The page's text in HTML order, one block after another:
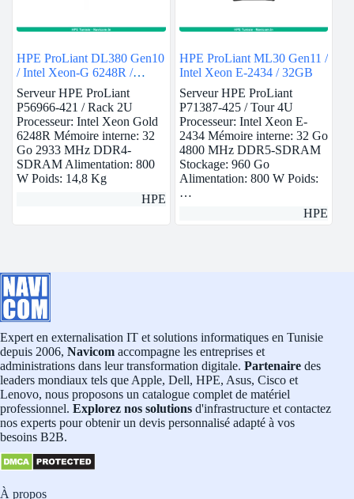
HPE ProLiant DL380 Gen10
/ Intel Xeon-G 6248R /
32GB
Serveur HPE ProLiant
P56966-421 / Rack 2U
Processeur: Intel Xeon Gold
6248R Mémoire interne: 32
Go 2933 MHz DDR4-
SDRAM Alimentation: 800
W Poids: 14,8 Kg
HPE
HPE ProLiant ML30 Gen11 /
Intel Xeon E-2434 / 32GB
Serveur HPE ProLiant
P71387-425 / Tour 4U
Processeur: Intel Xeon E-
2434 Mémoire interne: 32 Go
4800 MHz DDR5-SDRAM
Stockage: 960 Go
Alimentation: 800 W Poids:
…
HPE
Expert en externalisation IT et solutions informatiques en Tunisie
depuis 2006, Navicom accompagne les entreprises et
administrations dans leur transformation digitale. Partenaire des
leaders mondiaux tels que Apple, Dell, HPE, Asus, Cisco et
Lenovo, nous proposons un catalogue complet de matériel
professionnel. Explorez nos solutions d'infrastructure et contactez
nos experts pour obtenir un devis personnalisé adapté à vos
besoins B2B.
À propos